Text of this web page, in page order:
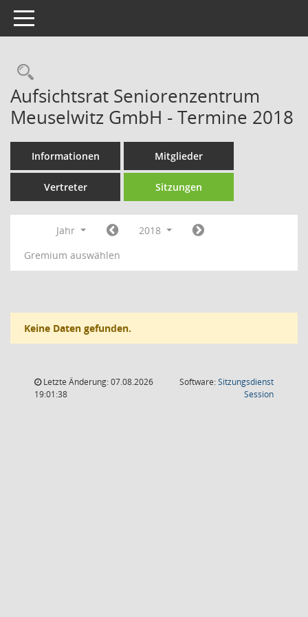
Toggle navigation
Rechercheauswahl
Aufsichtsrat Seniorenzentrum
Meuselwitz GmbH - Termine 2018
Informationen Mitglieder
Vertreter Sitzungen
Jahr
2018
Gremium auswählen
Keine Daten gefunden.
Letzte Änderung: 07.08.2026
19:01:38
Software:Sitzungsdienst
Session(Wird in